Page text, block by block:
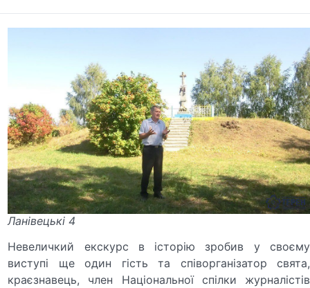
Ланівецькі 4
Невеличкий екскурс в історію зробив у своєму
виступі ще один гість та співорганізатор свята,
краєзнавець, член Національної спілки журналістів